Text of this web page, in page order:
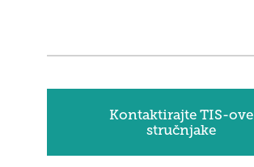
Kontaktirajte TIS-ove
stručnjake